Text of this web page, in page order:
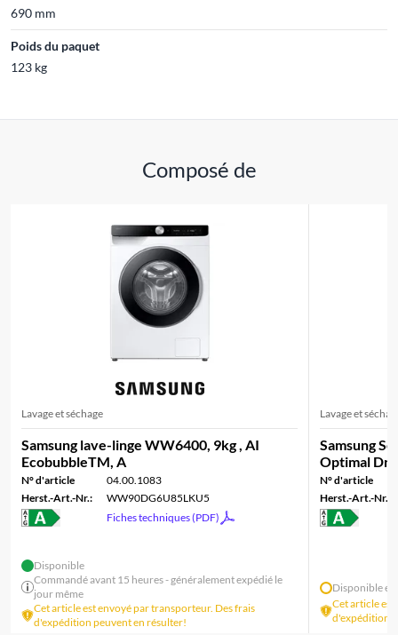
690 mm
Poids du paquet
123 kg
Composé de
Lavage et séchage
Samsung lave-linge WW6400, 9kg , AI
EcobubbleTM, A
N° d'article
04.00.1083
Herst.-Art.-Nr.:
WW90DG6U85LKU5
Fiches techniques (PDF)
Disponible
Commandé avant 15 heures - généralement expédié le
jour même
Cet article est envoyé par transporteur. Des frais
d'expédition peuvent en résulter!
Lavage et
Samsung
Optimal
N° d'article
Herst.-Art.-Nr.:
Disponible
Cet article
d'expédition